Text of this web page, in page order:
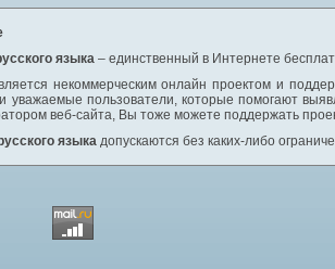
языка – единственный в Интернете
некоммерческим онлайн проектом и
уважаемые пользователи, которые помогают
веб-сайта, Вы тоже можете поддержать
языка допускаются без каких-либо